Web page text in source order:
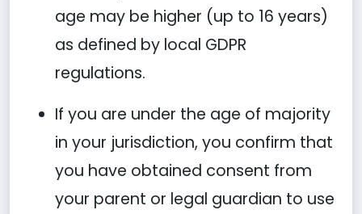
age may be higher (up to 16 years)
as defined by local GDPR
regulations.
If you are under the age of majority
in your jurisdiction, you confirm that
you have obtained consent from
your parent or legal guardian to use